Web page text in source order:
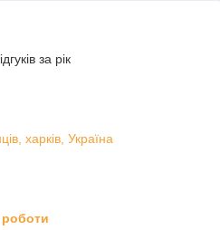
за рік
харків, Україна
роботи